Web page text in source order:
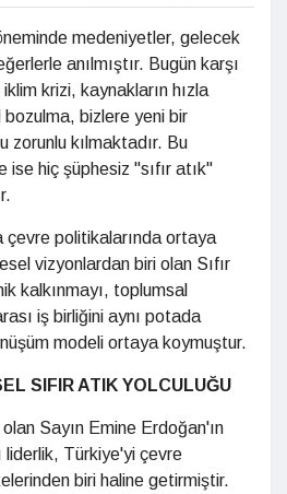
medeniyetler, gelecek
anılmıştır. Bugün karşı
krizi, kaynakların hızla
bizlere yeni bir
zorunlu kılmaktadır. Bu
ise hiç şüphesiz "sıfır atık"
çevre politikalarında ortaya
vizyonlardan biri olan Sıfır
kalkınmayı, toplumsal
iş birliğini aynı potada
modeli ortaya koymuştur.
SIFIR ATIK YOLCULUĞU
Sayın Emine Erdoğan'ın
liderlik, Türkiye'yi çevre
biri haline getirmiştir.